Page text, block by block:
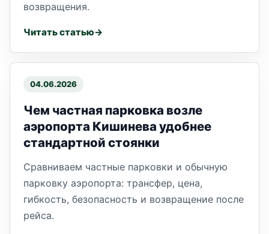
возвращения.
Читать статью
04.06.2026
Чем частная парковка возле
аэропорта Кишинева удобнее
стандартной стоянки
Сравниваем частные парковки и обычную
парковку аэропорта: трансфер, цена,
гибкость, безопасность и возвращение после
рейса.